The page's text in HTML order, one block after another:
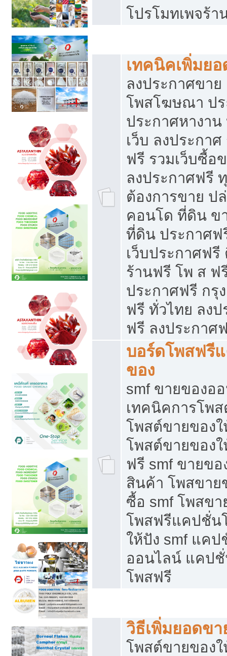
โปรโมทเพจร้า
เทคนิคเพิ่มย
ลงประกาศขา
โพสโฆษณา ป
ประกาศหางา
เว็บ ลงประกา
ฟรี รวมเว็บซื้อ
ลงประกาศฟรี
ต้องการขาย ป
คอนโด ที่ดิน ข
ที่ดิน ประกาศฟ
เว็บประกาศฟ
ร้านฟรี โพ ส ฟ
ประกาศฟรี กรุ
ฟรี ทั่วไทย ลง
ฟรี ลงประกาศ
บอร์ดโพสฟรี
ของ
smf ขายของอ
เทคนิคการโพ
โพสต์ขายของ
โพสต์ขายของ
ฟรี smf ขายข
สินค้า โพสขาย
ซื้อ smf โพสข
โพสฟรีแคปชั่น
ให้ปัง smf แค
ออนไลน์ แคป
โพสฟรี
วิธีเพิ่มยอดข
โพสต์ขายของ